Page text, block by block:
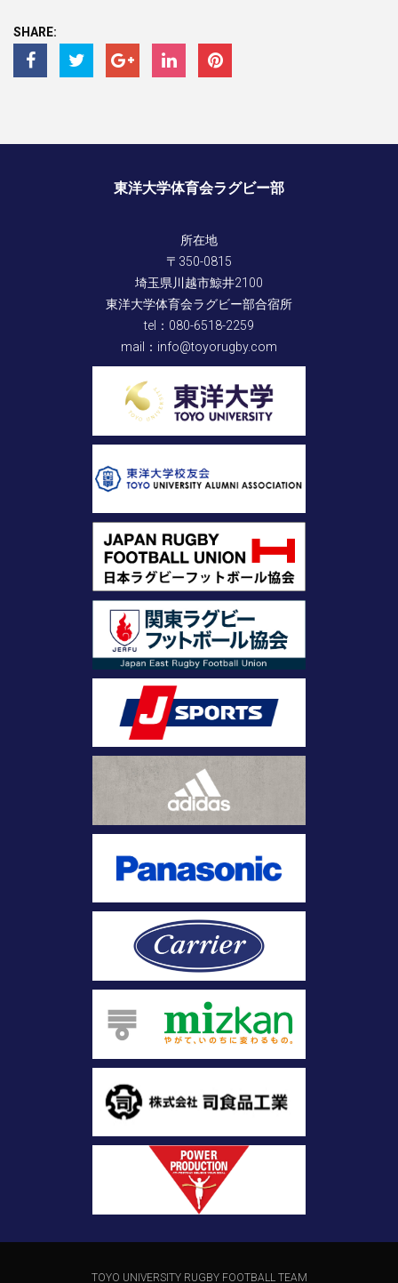
SHARE:
東洋大学体育会ラグビー部
所在地
〒350-0815
埼玉県川越市鯨井2100
東洋大学体育会ラグビー部合宿所
tel：080-6518-2259
mail：info@toyorugby.com
TOYO UNIVERSITY RUGBY FOOTBALL TEAM